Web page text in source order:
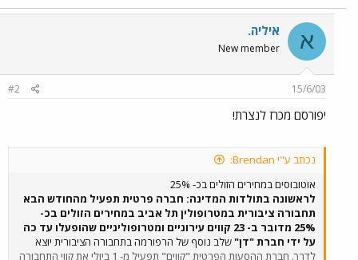
א איליה.
New member
15/6/03
#2
יפורסם מכרז לנצרת!
נכתב ע"י Brendan:
אוטובוסים במחירים הזולים בכ- 25%
לראשונה בתולדות המדינה: חברה פרטית תפעיל מהחודש הבא
תחבורה ציבורית במטרופולין תל אביב במחירים הזולים בכ-
25% מדובר ב- 23 קווים עירוניים ומטרופוליניים שהופעלו עד כה
על ידי חברת "דן"שלב נוסף של הרפורמה בתחבורה הציבורית יוצא
לדרך. חברת ההסעות הפרטית "קווים" תפעיל מ- 1 ביולי את קווי התחבורה